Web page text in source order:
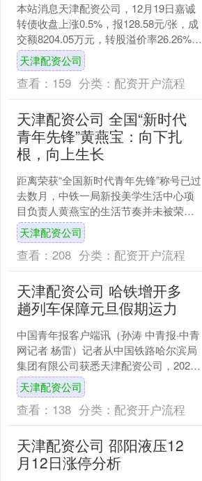
本站消息天津配资公司，12月19日嘉诚
转债收盘上涨0.5%，报128.58元/张，成
交额8204.05万元，转股溢价率26.26%。
资料显示，嘉诚转债信用级别....
天津配资公司
查看： 159 分类： 配资开户流程
天津配资公司 全国“新时代
青年先锋”黄燕宝：向下扎
根，向上生长
距离荣获“全国新时代青年先锋”称号已过
去数月，中铁一局新投美学生活中心项
目负责人黄燕宝的生活节奏并未被荣誉
打乱。他依然常驻四川绵阳新投美学生
活中心项目的现场天津....
天津配资公司
查看： 208 分类： 配资开户流程
天津配资公司 哈铁增开多
趟列车保障元旦假期运力
中国青年报客户端讯（孙涛 中青报·中青
网记者 杨雷）记者从中国铁路哈尔滨局
集团有限公司获悉天津配资公司，2026
年元旦假期将至，为满足旅客出行需
求，哈尔滨局集团....
天津配资公司
查看： 138 分类： 配资开户流程
天津配资公司 邵阳液压12
月12日涨停分析